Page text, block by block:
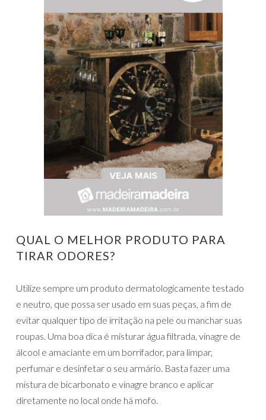
QUAL O MELHOR PRODUTO PARA
TIRAR ODORES?
Utilize sempre um produto dermatologicamente testado
e neutro, que possa ser usado em suas peças, a fim de
evitar qualquer tipo de irritação na pele ou manchar suas
roupas. Uma boa dica é misturar água filtrada, vinagre de
álcool e amaciante em um borrifador, para limpar,
perfumar e desinfetar o seu armário. Basta fazer uma
mistura de bicarbonato e vinagre branco e aplicar
diretamente no local onde há mofo.